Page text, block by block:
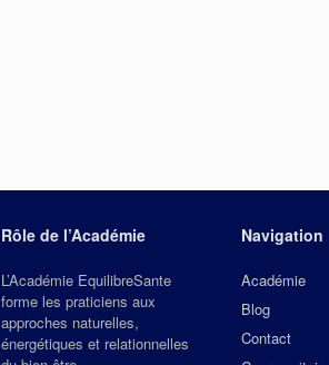
Rôle de l’Académie
L’Académie EquilibreSante
forme les praticiens aux
approches naturelles,
énergétiques et relationnelles
Navigation
Académie
Blog
Contact